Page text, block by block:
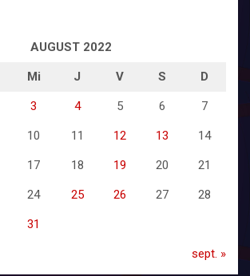
AUGUST 2022
Mi J V S D
3 4 5 6 7
10 11 12 13 14
17 18 19 20 21
24 25 26 27 28
31
sept. »